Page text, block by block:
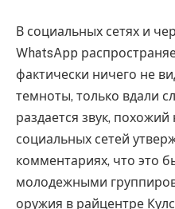
В социальных сетях и
WhatsApp
фактически ничего не
темноты, только вдали
раздается звук,
социальных сетей
комментариях, что это
молодежными
оружия в райцентре